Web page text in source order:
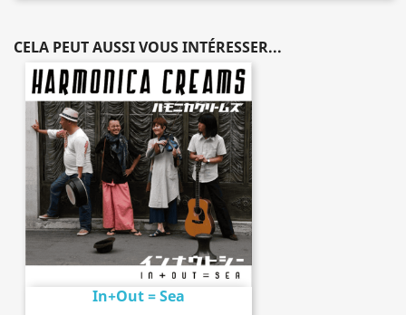
CELA PEUT AUSSI VOUS INTÉRESSER...
In+Out = Sea